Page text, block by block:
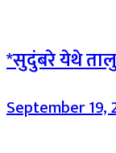
*सुदुंबरे येथे
September 19,